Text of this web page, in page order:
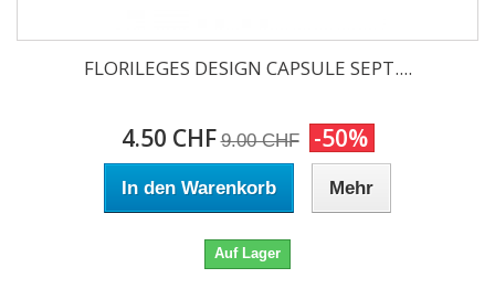
FLORILEGES DESIGN CAPSULE SEPT....
4.50 CHF 9.00 CHF -50%
In den Warenkorb Mehr
Auf Lager